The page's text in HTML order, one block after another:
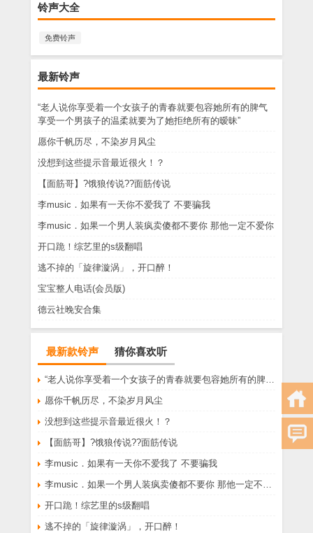
铃声大全
免费铃声
最新铃声
“老人说你享受着一个女孩子的青春就要包容她所有的脾气
享受一个男孩子的温柔就要为了她拒绝所有的暧昧”
愿你千帆历尽，不染岁月风尘
没想到这些提示音最近很火！？
【面筋哥】?饿狼传说??面筋传说
李music．如果有一天你不爱我了 不要骗我
李music．如果一个男人装疯卖傻都不要你 那他一定不爱你
开口跪！综艺里的s级翻唱
逃不掉的「旋律漩涡」，开口醉！
宝宝整人电话(会员版)
德云社晚安合集
最新款铃声 猜你喜欢听
愿你千帆历尽，不染岁月风尘
没想到这些提示音最近很火！？
【面筋哥】?饿狼传说??面筋传说
李music．如果有一天你不爱我了 不要骗我
开口跪！综艺里的s级翻唱
逃不掉的「旋律漩涡」，开口醉！